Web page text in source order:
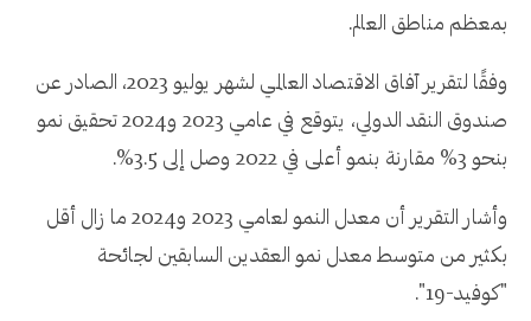
بمعظم مناطق العالم.
وفقًا لتقرير آفاق الاقتصاد العالمي لشهر يوليو 2023، الصادر عن
صندوق النقد الدولي، يتوقع في عامي 2023 و2024 تحقيق نمو
بنحو 3% مقارنة بنمو أعلى في 2022 وصل إلى 3.5%.
وأشار التقرير أن معدل النمو لعامي 2023 و2024 ما زال أقل
بكثير من متوسط معدل نمو العقدين السابقين لجائحة
"كوفيد-19".